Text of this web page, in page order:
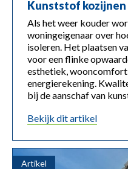
Kunststof
Als het weer kouder
woningeigenaar over
isoleren. Het plaatsen
voor een flinke
esthetiek, wooncomfort
energierekening.
bij de aanschaf van
bekijk dit artikel
Artikel